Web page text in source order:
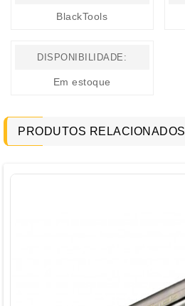
BlackTools
DISPONIBILIDADE:
Em estoque
PRODUTOS RELACIONADOS